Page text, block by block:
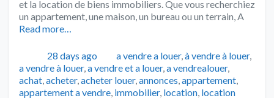
et la location de biens immobiliers. Que vous recherchiez
un appartement, une maison, un bureau ou un terrain, A
Read more…
Publié28 days ago Catégories
a vendre a louer,à vendre à louer,
a vendre à louer,a vendre et a louer,a vendrealouer,
achat,acheter,acheter louer,annonces,appartement,
appartement a vendre, immobilier, location, location